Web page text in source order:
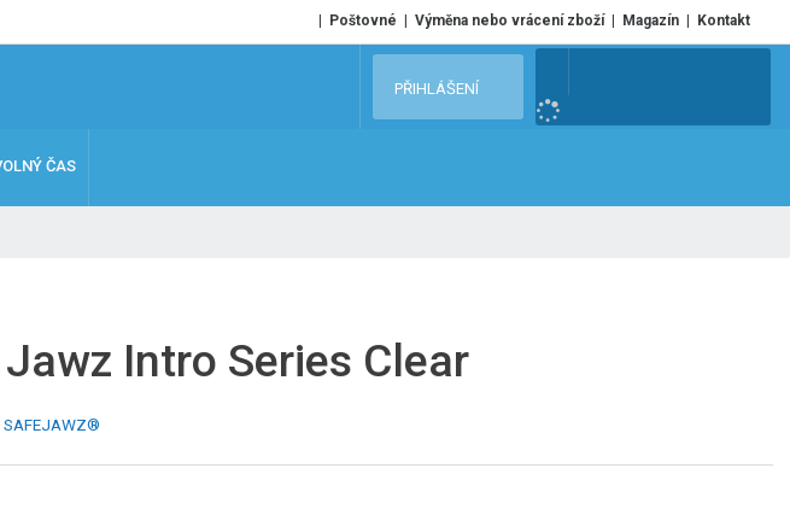
Poštovné Výměna nebo vrácení zboží Magazín Kontakt
e
PŘIHLÁŠENÍ
ČAS
Intro Series Clear
SAFEJAWZ®